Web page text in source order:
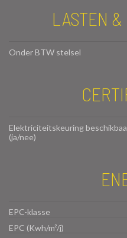
LASTEN &
Onder BTW stelsel
Elektriciteitskeuring
(ja/nee)
EPC-klasse
EPC (Kwh/m²/j)